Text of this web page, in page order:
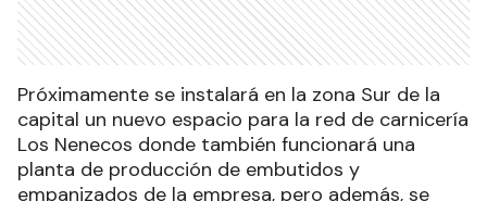
Próximamente se instalará en la zona Sur de la
capital un nuevo espacio para la red de carnicería
Los Nenecos donde también funcionará una
planta de producción de embutidos y
empanizados de la empresa, pero además, se